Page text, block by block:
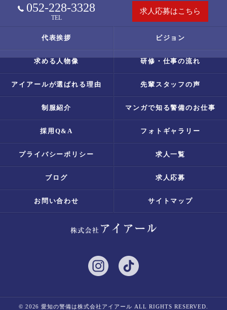
052-228-3328
TEL
求人応募はこちら
代表挨拶 ビジョン
求める人物像 研修・仕事の流れ
アイアールが選ばれる理由 先輩スタッフの声
制服紹介 マンガで知る警備のお仕事
採用Q&A フォトギャラリー
プライバシーポリシー 求人一覧
ブログ 求人応募
お問い合わせ サイトマップ
© 2026 愛知の警備は株式会社アイアール ALL RIGHTS RESERVED.